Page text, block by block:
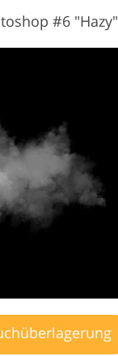
#6 "Hazy"